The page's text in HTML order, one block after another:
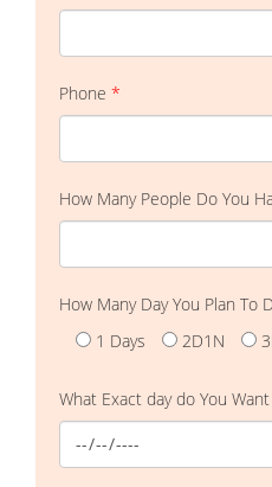
Phone *
How Many People Do You
How Many Day You Plan To
1 Days
2D1N
What Exact day do You